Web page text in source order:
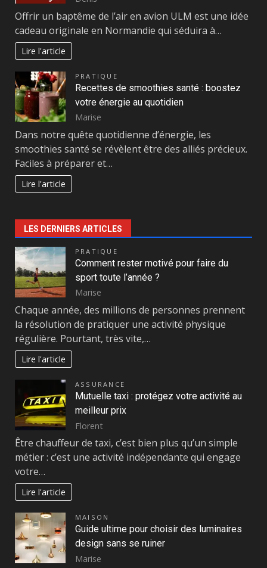
Offrir un baptême de l’air en avion ULM est une idée
cadeau originale en Normandie qui séduira à…
Lire l'article
PRATIQUE
Recettes de smoothies santé : boostez
votre énergie au quotidien
Marise
Dans notre quête quotidienne d’énergie, les
smoothies santé se révèlent être des alliés précieux.
Faciles à préparer et…
Lire l'article
LES DERNIERS ARTICLES
PRATIQUE
Comment rester motivé pour faire du
sport toute l’année ?
Marise
Chaque année, des millions de personnes prennent
la résolution de pratiquer une activité physique
régulière. Pourtant, très vite,…
Lire l'article
ASSURANCE
Mutuelle taxi : protégez votre activité au
meilleur prix
Florent
Être chauffeur de taxi, c’est bien plus qu’un simple
métier : c’est une activité indépendante qui engage
votre…
Lire l'article
MAISON
Guide ultime pour choisir des luminaires
design sans se ruiner
Marise